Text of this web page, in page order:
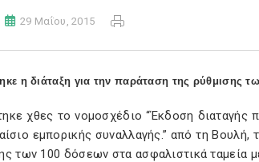
29 Μαΐου, 2015
η διάταξη για την παράταση της ρύθμισης
χθες το νομοσχέδιο “Έκδοση διαταγής
εμπορικής συναλλαγής.” από τη Βουλή,
των 100 δόσεων στα ασφαλιστικά ταμεία